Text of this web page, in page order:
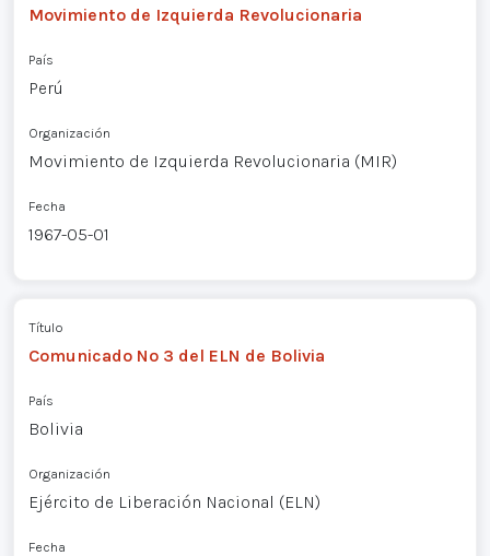
Movimiento de Izquierda Revolucionaria
País
Perú
Organización
Movimiento de Izquierda Revolucionaria (MIR)
Fecha
1967-05-01
Título
Comunicado Nº 3 del ELN de Bolivia
País
Bolivia
Organización
Ejército de Liberación Nacional (ELN)
Fecha